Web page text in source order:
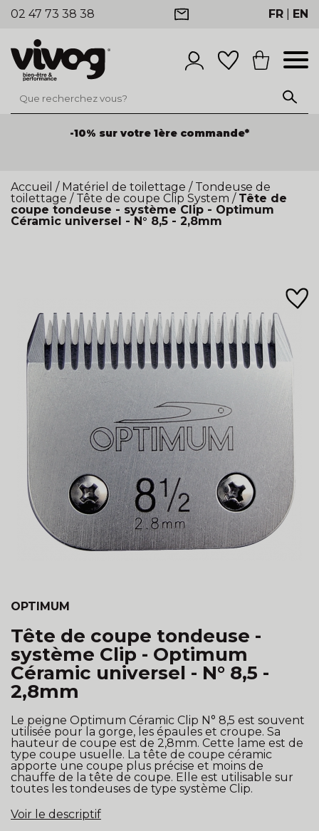
02 47 73 38 38 FR EN
-10% sur votre 1ère commande*
Accueil / Matériel de toilettage / Tondeuse de
toilettage / Tête de coupe Clip System / Tête de
coupe tondeuse - système Clip - Optimum
Céramic universel - N° 8,5 - 2,8mm
OPTIMUM
Tête de coupe tondeuse -
système Clip - Optimum
Céramic universel - N° 8,5 -
2,8mm
Le peigne Optimum Céramic Clip N° 8,5 est souvent
utilisée pour la gorge, les épaules et croupe. Sa
hauteur de coupe est de 2,8mm. Cette lame est de
type coupe usuelle. La tête de coupe céramic
apporte une coupe plus précise et moins de
chauffe de la tête de coupe. Elle est utilisable sur
toutes les tondeuses de type système Clip.
Voir le descriptif